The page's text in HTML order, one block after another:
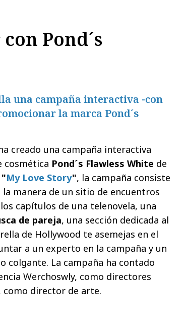
Pond´s
una campaña interactiva -con
la marca Pond´s
creado una campaña interactiva
cosmética Pond´s Flawless White de
"My Love Story", la campaña consiste
manera de un sitio de encuentros
capítulos de una telenovela, una
de pareja, una sección dedicada al
de Hollywood te asemejas en el
a un experto en la campaña y un
colgante. La campaña ha contado
Werchoswly, como directores
como director de arte.